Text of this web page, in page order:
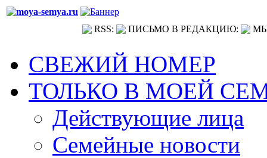
RSS: ПИСЬМО В РЕДАКЦИЮ:
СВЕЖИЙ НОМЕР
ТОЛЬКО В МОЕЙ
Действующие лица
Семейные новости